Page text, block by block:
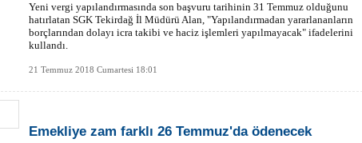
Yeni vergi yapılandırmasında son başvuru tarihinin 31 Temmuz olduğunu
hatırlatan SGK Tekirdağ İl Müdürü Alan, "Yapılandırmadan yararlananların
borçlarından dolayı icra takibi ve haciz işlemleri yapılmayacak" ifadelerini
kullandı.
21 Temmuz 2018 Cumartesi 18:01
Emekliye zam farklı 26 Temmuz'da ödenecek